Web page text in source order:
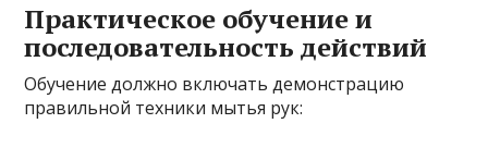
Практическое обучение и
последовательность действий
Обучение должно включать демонстрацию
правильной техники мытья рук: